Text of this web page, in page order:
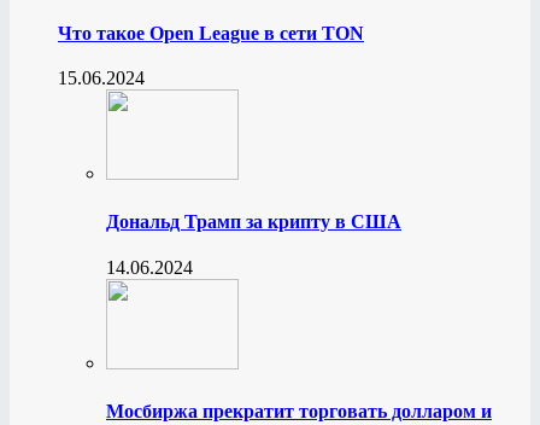
Что такое Open League в сети TON
15.06.2024
Дональд Трамп за крипту в США
14.06.2024
Мосбиржа прекратит торговать долларом и